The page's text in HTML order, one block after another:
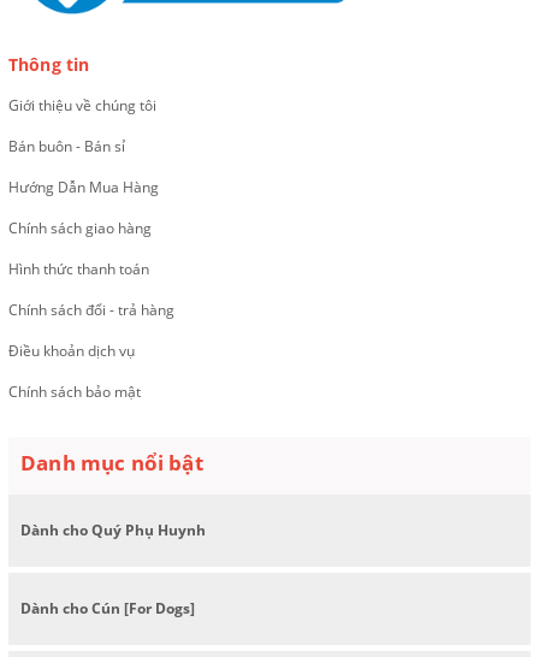
Thông tin
Giới thiệu về chúng tôi
Bán buôn - Bán sỉ
Hướng Dẫn Mua Hàng
Chính sách giao hàng
Hình thức thanh toán
Chính sách đổi - trả hàng
Điều khoản dịch vụ
Chính sách bảo mật
Danh mục nổi bật
Dành cho Quý Phụ Huynh
Dành cho Cún [For Dogs]